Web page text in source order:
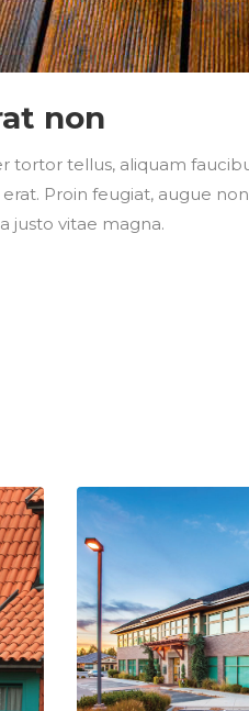
non
tortor tellus, aliquam
Proin feugiat, augue
justo vitae magna.